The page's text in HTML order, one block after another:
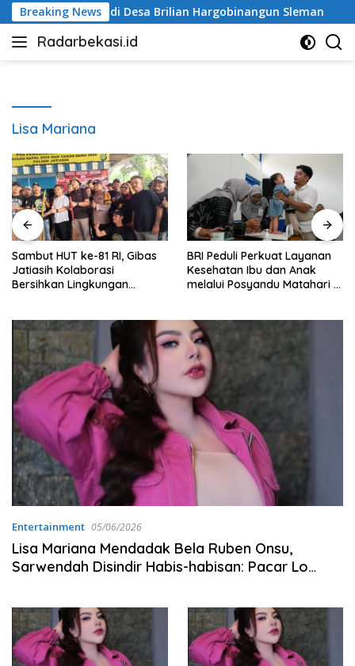
Langsung
ke
konten
Breaking News
di Desa Brilian Hargobinangun Sleman
Radarbekasi.id
Berita
Lisa Mariana
BRI Peduli Perkuat Layanan
Kesehatan Ibu dan Anak
melalui Posyandu Matahari di
Sholeh Cilik
Entertainment 05/06/2026
Lisa Mariana Mendadak Bela Ruben Onsu,
Sarwendah Disindir Habis-habisan: Pacar Lo